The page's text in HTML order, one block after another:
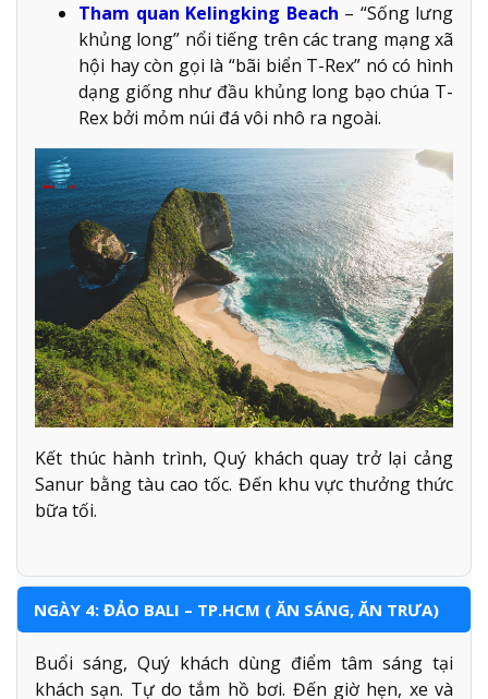
Tham quan Kelingking Beach – “Sống lưng
khủng long” nổi tiếng trên các trang mạng xã
hội hay còn gọi là “bãi biển T-Rex” nó có hình
dạng giống như đầu khủng long bạo chúa T-
Rex bởi mỏm núi đá vôi nhô ra ngoài.
Kết thúc hành trình, Quý khách quay trở lại cảng
Sanur bằng tàu cao tốc. Đến khu vực thưởng thức
bữa tối.
NGÀY 4: ĐẢO BALI – TP.HCM ( ĂN SÁNG, ĂN TRƯA)
Buổi sáng, Quý khách dùng điểm tâm sáng tại
khách sạn. Tự do tắm hồ bơi. Đến giờ hẹn, xe và